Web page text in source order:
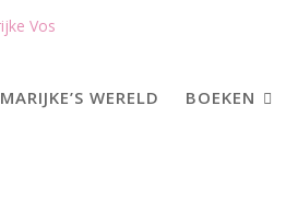
MARIJKE’S WERELD BOEKEN